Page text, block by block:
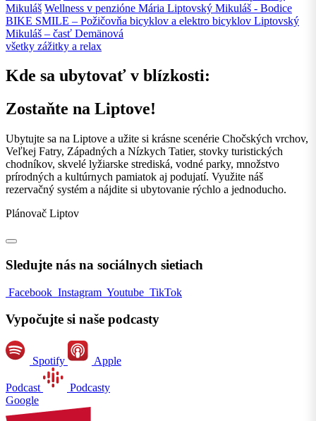
Mikuláš Wellness v penzióne Mária Liptovský Mikuláš - Bodice
BIKE SMILE – Požičovňa bicyklov a elektro bicyklov Liptovský
Mikuláš – časť Demänová
všetky zážitky a relax
Kde sa ubytovať v blízkosti:
Zostaňte na Liptove!
Ubytujte sa na Liptove a užite si krásne scenérie Chočských vrchov,
Veľkej Fatry, Západných a Nízkych Tatier, stovky turistických
chodníkov, skvelé lyžiarske strediská, vodné parky, množstvo
prírodných a kultúrnych pamiatok aj podujatí. Využite náš
rezervačný systém a nájdite si ubytovanie rýchlo a jednoducho.
Plánovač Liptov
Sledujte nás na sociálnych sietiach
Facebook Instagram Youtube TikTok
Vypočujte si naše podcasty
Spotify Apple
Podcast
Podcasty
Google